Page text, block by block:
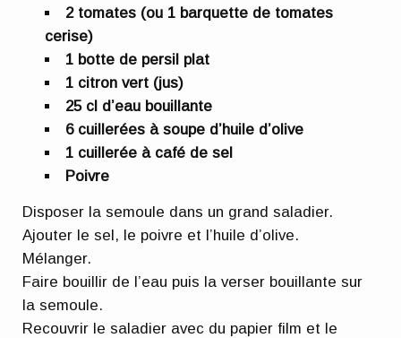
2 tomates (ou 1 barquette de tomates
cerise)
1 botte de persil plat
1 citron vert (jus)
25 cl d’eau bouillante
6 cuillerées à soupe d’huile d’olive
1 cuillerée à café de sel
Poivre
Disposer la semoule dans un grand saladier.
Ajouter le sel, le poivre et l’huile d’olive.
Mélanger.
Faire bouillir de l’eau puis la verser bouillante sur
la semoule.
Recouvrir le saladier avec du papier film et le